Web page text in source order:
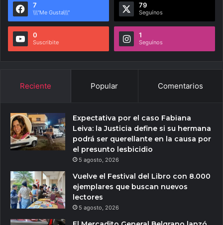
7
\\\"Me Gusta\\\"
79
Seguínos
0
Suscribite
1
Seguínos
Reciente Popular Comentarios
Expectativa por el caso Fabiana
Leiva: la Justicia define si su hermana
podrá ser querellante en la causa por
el presunto lesbicidio
5 agosto, 2026
Vuelve el Festival del Libro con 8.000
ejemplares que buscan nuevos
lectores
5 agosto, 2026